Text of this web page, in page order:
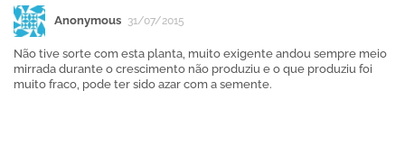
Anonymous 31/07/2015
Não tive sorte com esta planta, muito exigente andou sempre meio
mirrada durante o crescimento não produziu e o que produziu foi
muito fraco, pode ter sido azar com a semente.